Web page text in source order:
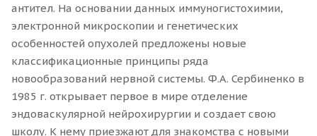
антител. На основании данных иммуногистохимии,
электронной микроскопии и генетических
особенностей опухолей предложены новые
классификационные принципы ряда
новообразований нервной системы. Ф.А. Сербиненко в
1985 г. открывает первое в мире отделение
эндоваскулярной нейрохирургии и создает свою
школу. К нему приезжают для знакомства с новыми